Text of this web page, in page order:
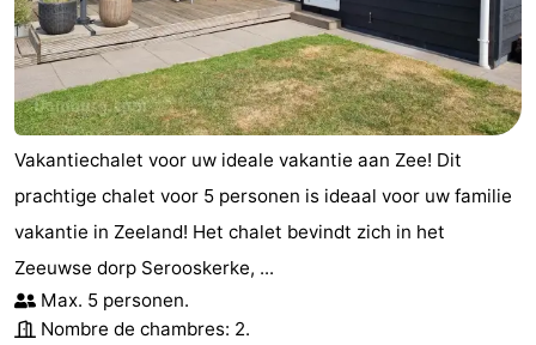
Zwin
Vakantiechalet voor uw ideale vakantie aan Zee! Dit
prachtige chalet voor 5 personen is ideaal voor uw familie
vakantie in Zeeland! Het chalet bevindt zich in het
Zeeuwse dorp Serooskerke, ...
Max. 5 personen.
Nombre de chambres: 2.